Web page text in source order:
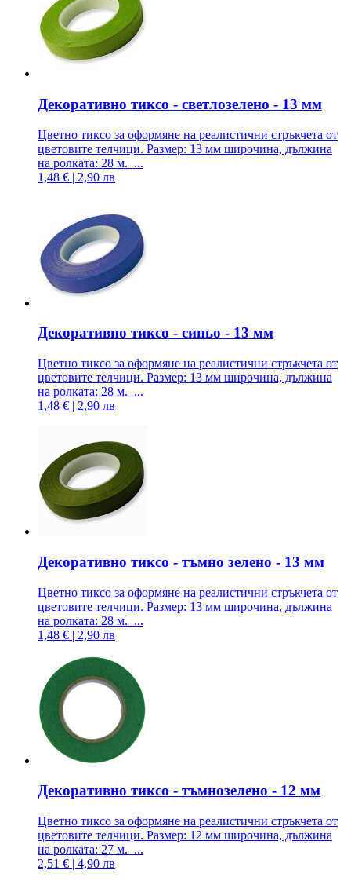
Декоративно тиксо - светлозелено - 13 мм
Цветно тиксо за оформяне на реалистични стръкчета от
цветовите телчици. Размер: 13 мм широчина, дължина
на ролката: 28 м. ...
1,48 € | 2,90 лв
Декоративно тиксо - синьо - 13 мм
Цветно тиксо за оформяне на реалистични стръкчета от
цветовите телчици. Размер: 13 мм широчина, дължина
на ролката: 28 м. ...
1,48 € | 2,90 лв
Декоративно тиксо - тъмно зелено - 13 мм
Цветно тиксо за оформяне на реалистични стръкчета от
цветовите телчици. Размер: 13 мм широчина, дължина
на ролката: 28 м. ...
1,48 € | 2,90 лв
Декоративно тиксо - тъмнозелено - 12 мм
Цветно тиксо за оформяне на реалистични стръкчета от
цветовите телчици. Размер: 12 мм широчина, дължина
на ролката: 27 м. ...
2,51 € | 4,90 лв